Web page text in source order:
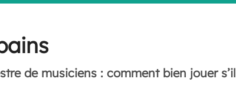
de musiciens : comment bien jouer s’il